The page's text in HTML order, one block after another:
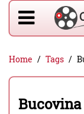
Home Tags